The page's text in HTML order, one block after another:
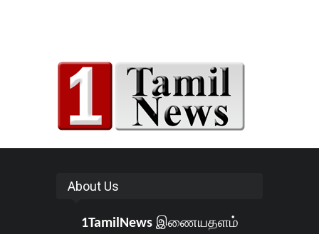
About Us
1TamilNewsஇணையதளம்